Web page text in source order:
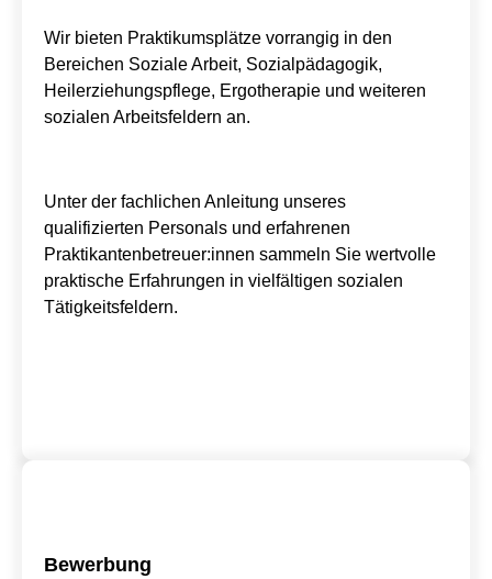
Wir bieten Praktikumsplätze vorrangig in den
Bereichen Soziale Arbeit, Sozialpädagogik,
Heilerziehungspflege, Ergotherapie und weiteren
sozialen Arbeitsfeldern an.
Unter der fachlichen Anleitung unseres
qualifizierten Personals und erfahrenen
Praktikantenbetreuer:innen sammeln Sie wertvolle
praktische Erfahrungen in vielfältigen sozialen
Tätigkeitsfeldern.
Bewerbung